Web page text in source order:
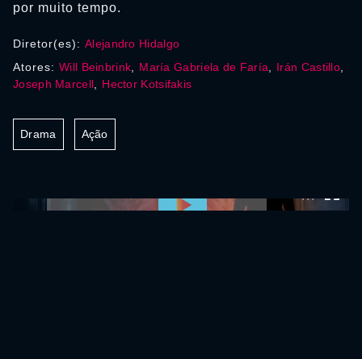
por muito tempo.
Diretor(es): Alejandro Hidalgo
Atores: Will Beinbrink María Gabriela de Faría Irán Castillo
Joseph Marcell
Hector Kotsifakis
Drama Ação